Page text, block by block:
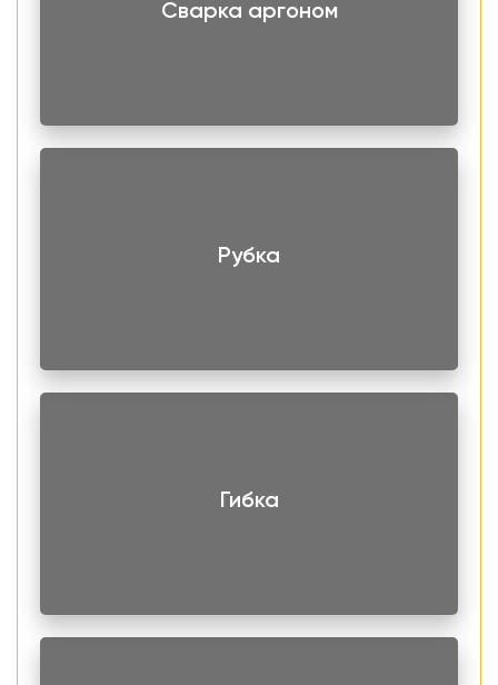
штабелях, которые очень удобно транспортировать и
обратный звонок.
Сварка аргоном
Рубка
Гибка